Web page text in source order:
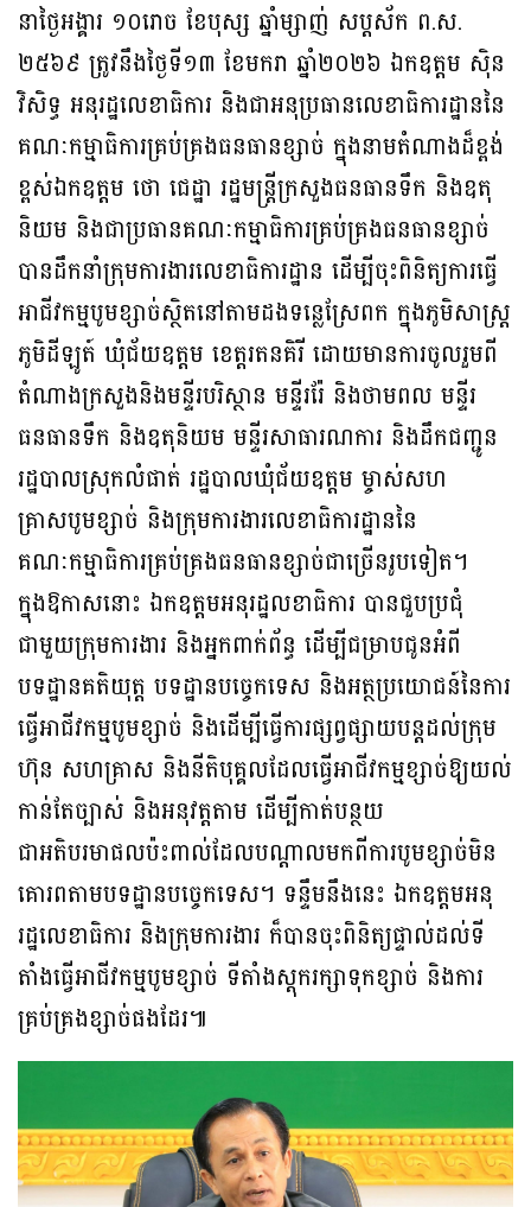
នាថ្ងៃអង្គារ ១០រោច ខែបុស្ស ឆ្នាំម្សាញ់ សប្តស័ក ព.ស.
២៥៦៩ ត្រូវនឹងថ្ងៃទី១៣ ខែមករា ឆ្នាំ២០២៦ ឯកឧត្តម ស៊ិន
វិសិទ្ធ អនុរដ្ឋលេខាធិការ និងជាអនុប្រធានលេខាធិការដ្ឋាននៃ
គណៈកម្មាធិការគ្រប់គ្រងធនធានខ្សាច់ ក្នុងនាមតំណាងដ៏ខ្ពង់
ខ្ពស់ឯកឧត្តម ថោ ជេដ្ឋា រដ្ឋមន្ត្រីក្រសួងធនធានទឹក និងឧតុ
និយម និងជាប្រធានគណៈកម្មាធិការគ្រប់គ្រងធនធានខ្សាច់
បានដឹកនាំក្រុមការងារលេខាធិការដ្ឋាន ដើម្បីចុះពិនិត្យការធ្វើ
អាជីវកម្មបូមខ្សាច់ស្ថិតនៅតាមដងទន្លេស្រែពក ក្នុងភូមិសាស្ត្រ
ភូមិដីឡូត៍ ឃុំជ័យឧត្តម ខេត្តរតនគិរី ដោយមានការចូលរួមពី
តំណាងក្រសួងនិងមន្ទីរបរិស្ថាន មន្ទីររ៉ែ និងថាមពល មន្ទីរ
ធនធានទឹក និងឧតុនិយម មន្ទីរសាធារណការ និងដឹកជញ្ជូន
រដ្ឋបាលស្រុកលំផាត់ រដ្ឋបាលឃុំជ័យឧត្តម ម្ចាស់សហ
គ្រាសបូមខ្សាច់ និងក្រុមការងារលេខាធិការដ្ឋាននៃ
គណៈកម្មាធិការគ្រប់គ្រងធនធានខ្សាច់ជាច្រើនរូបទៀត។
ក្នុងឱកាសនោះ ឯកឧត្តមអនុរដ្ឋលខាធិការ បានជួបប្រជុំ
ជាមួយក្រុមការងារ និងអ្នកពាក់ព័ន្ធ ដើម្បីជម្រាបជូនអំពី
បទដ្ឋានគតិយុត្ត បទដ្ឋានបច្ចេកទេស និងអត្ថប្រយោជន៍នៃការ
ធ្វើអាជីវកម្មបូមខ្សាច់ និងដើម្បីធ្វើការផ្សព្វផ្សាយបន្តដល់ក្រុម
ហ៊ុន សហគ្រាស និងនីតិបុគ្គលដែលធ្វើអាជីវកម្មខ្សាច់ឱ្យយល់
កាន់តែច្បាស់ និងអនុវត្តតាម ដើម្បីកាត់បន្ថយ
ជាអតិបរមាផលប៉ះពាល់ដែលបណ្តាលមកពីការបូមខ្សាច់មិន
គោរពតាមបទដ្ឋានបច្ចេកទេស។ ទន្ទឹមនឹងនេះ ឯកឧត្តមអនុ
រដ្ឋលេខាធិការ និងក្រុមការងារ ក៏បានចុះពិនិត្យផ្ទាល់ដល់ទី
តាំងធ្វើអាជីវកម្មបូមខ្សាច់ ទីតាំងស្តុករក្សាទុកខ្សាច់ និងការ
គ្រប់គ្រងខ្សាច់ផងដែរ៕